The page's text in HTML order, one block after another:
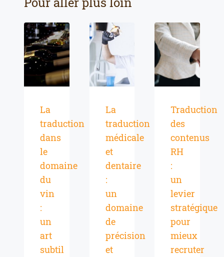
La
traduction
dans
le
domaine
du
vin
:
un
art
subtil
La
traduction
médicale
et
dentaire
:
un
domaine
de
précision
et
Traduction
des
contenus
RH
:
un
levier
stratégique
pour
mieux
recruter